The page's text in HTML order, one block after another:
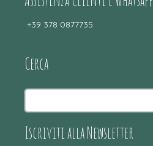
+39 378 0877735
Cerca
Iscriviti alla Newsletter